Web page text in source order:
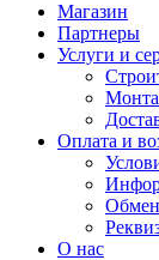
Магазин
Партнеры
Услуги и
Оплата и
Обмен
О нас